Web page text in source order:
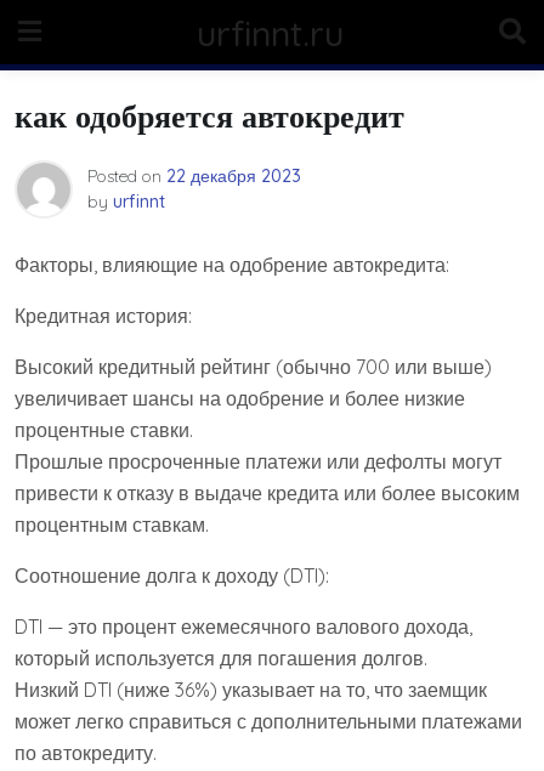
content
urfinnt.ru
как одобряется автокредит
Posted on 22 декабря 2023
by urfinnt
Факторы, влияющие на одобрение автокредита:
Кредитная история:
Высокий кредитный рейтинг (обычно 700 или выше)
увеличивает шансы на одобрение и более низкие
процентные ставки.
Прошлые просроченные платежи или дефолты могут
привести к отказу в выдаче кредита или более высоким
процентным ставкам.
Соотношение долга к доходу (DTI):
DTI — это процент ежемесячного валового дохода,
который используется для погашения долгов.
Низкий DTI (ниже 36%) указывает на то, что заемщик
может легко справиться с дополнительными платежами
по автокредиту.